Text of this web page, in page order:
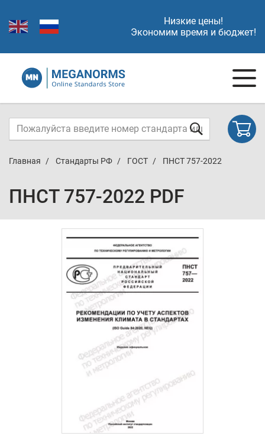
Низкие цены!
Экономим время и бюджет!
Главная Стандарты РФ ГОСТ ПНСТ 757-2022
ПНСТ 757-2022 PDF